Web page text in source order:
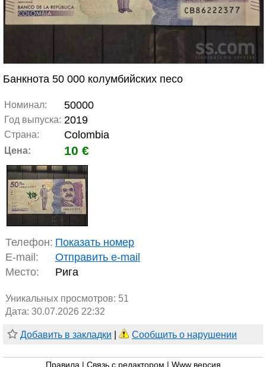
Банкнота 50 000 колумбийских песо
Номинал: 50000
Год выпуска: 2019
Страна: Colombia
Цена: 10 €
Телефон: Показать номер
E-mail:
Отправить e-mail
Место:
Рига
Уникальных просмотров: 51
Дата: 30.07.2026 22:32
Добавить в закладки Сообщить о нарушении
Правила Связь с редактором Www версия